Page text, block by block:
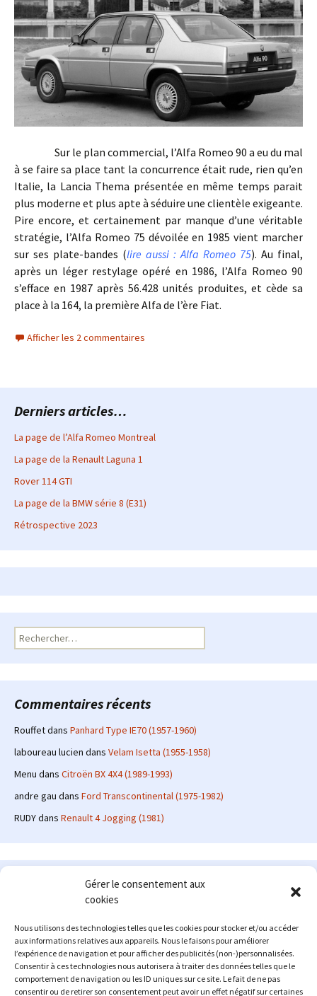
Gérer le consentement aux
cookies
Nous utilisons des technologies telles que les cookies pour stocker et/ou accéder
aux informations relatives aux appareils. Nous le faisons pour améliorer
l’expérience de navigation et pour afficher des publicités (non-)personnalisées.
Consentir à ces technologies nous autorisera à traiter des données telles que le
comportement de navigation ou les ID uniques sur ce site. Le fait de ne pas
consentir ou de retirer son consentement peut avoir un effet négatif sur certaines
Sur le plan commercial, l’Alfa Romeo 90 a eu du mal
à se faire sa place tant la concurrence était rude, rien qu’en
Italie, la Lancia Thema présentée en même temps parait
plus moderne et plus apte à séduire une clientèle exigeante.
Pire encore, et certainement par manque d’une véritable
stratégie, l’Alfa Romeo 75 dévoilée en 1985 vient marcher
sur ses plate-bandes (lire aussi : Alfa Romeo 75). Au final,
après un léger restylage opéré en 1986, l’Alfa Romeo 90
s’efface en 1987 après 56.428 unités produites, et cède sa
place à la 164, la première Alfa de l’ère Fiat.
Afficher les 2 commentaires
Derniers articles…
La page de l’Alfa Romeo Montreal
La page de la Renault Laguna 1
Rover 114 GTI
La page de la BMW série 8 (E31)
Rétrospective 2023
Rechercher :
Commentaires récents
Rouffetdans Panhard Type IE70 (1957-1960)
laboureau lucien dans Velam Isetta (1955-1958)
Menu dans Citroën BX 4X4 (1989-1993)
andre gau dans Ford Transcontinental (1975-1982)
RUDYdans Renault 4 Jogging (1981)
Le site en quelques mots
: passionné d'automobile ancienne depuis de
nombreuses années, j'ai commencé à partager ma passion sur
internet à partir de 2009 au travers d'un blog qui a connu un relatif
succès. Fin 2013, je décide de prendre mon autonomie et me lancer
avec mon propre site : l'Automobile Ancienne.
Me contacter : alex(at)lautomobileancienne.com